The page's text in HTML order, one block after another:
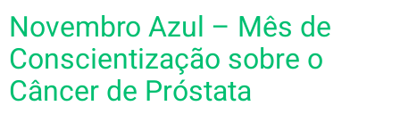
Novembro Azul – Mês de
Conscientização sobre o
Câncer de Próstata